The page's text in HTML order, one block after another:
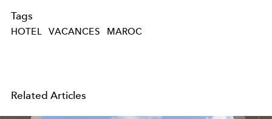
Tags
HOTEL VACANCES MAROC
Related Articles